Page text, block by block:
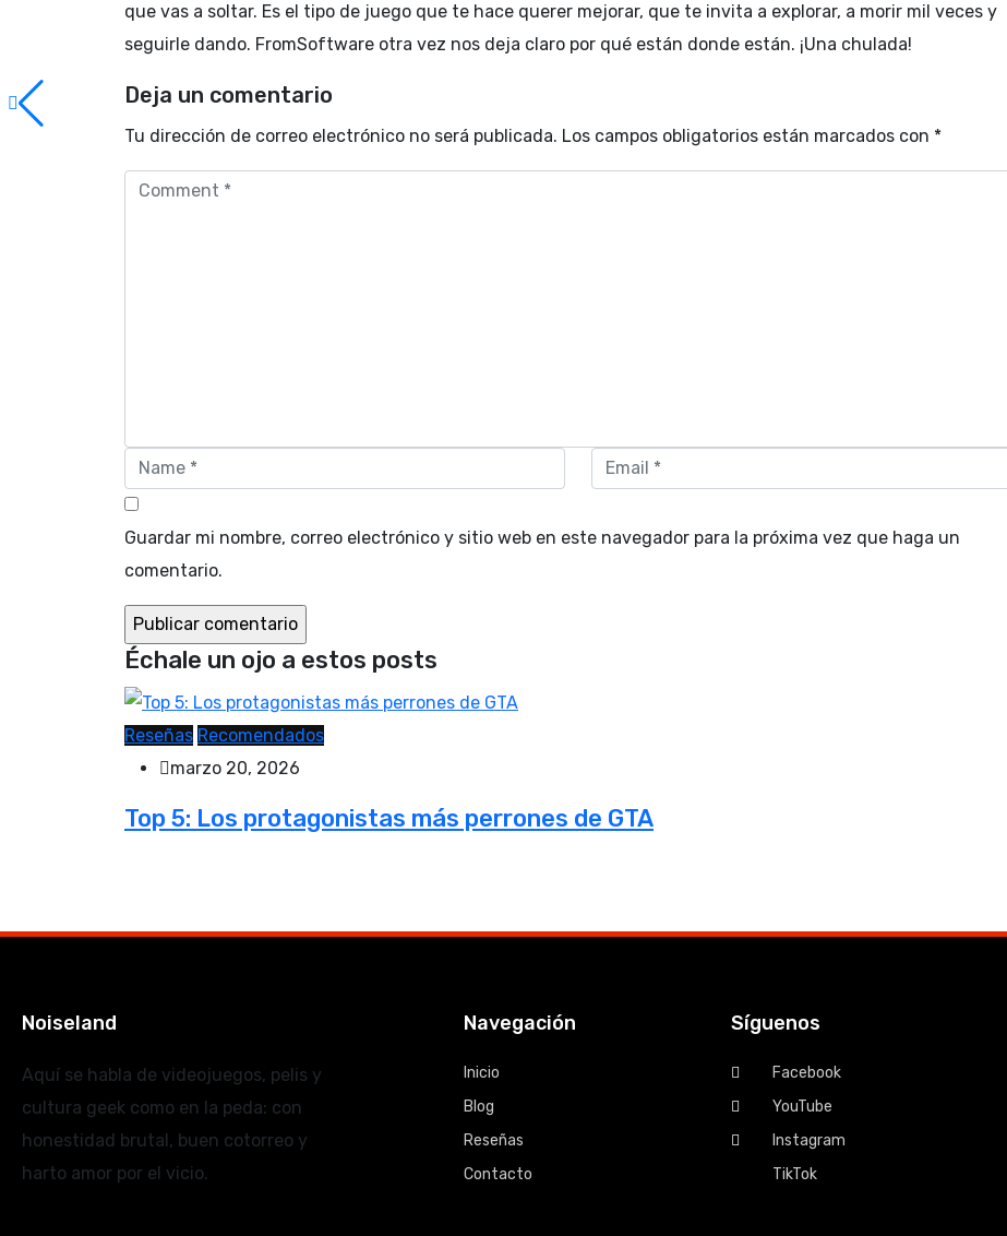
que vas a soltar. Es el tipo de juego que te hace querer mejorar, que te invita a explorar, a morir mil veces y
seguirle dando. FromSoftware otra vez nos deja claro por qué están donde están. ¡Una chulada!
Deja un comentario
Tu dirección de correo electrónico no será publicada. Los campos obligatorios están marcados con *
Guardar mi nombre, correo electrónico y sitio web en este navegador para la próxima vez que haga un
comentario.
Échale un ojo a estos posts
Reseñas Recomendados
marzo 20, 2026
Top 5: Los protagonistas más perrones de GTA
Noiseland
Aquí se habla de videojuegos, pelis y
cultura geek como en la peda: con
honestidad brutal, buen cotorreo y
harto amor por el vicio.
Navegación
Inicio
Blog
Reseñas
Contacto
Síguenos
Facebook
YouTube
Instagram
TikTok